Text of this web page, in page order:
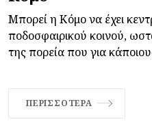
Μπορεί η Κόμο να έχει
ποδοσφαιρικού κοινού,
της πορεία που για
ΠΕΡΙΣΣΌΤΕΡΑ